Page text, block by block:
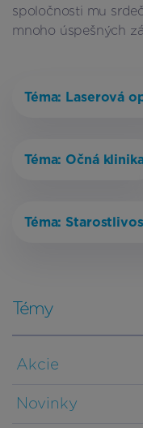
Témy
Akcie
Novinky
spoločnosti mu
mnoho úspešných
Téma: Laserová
Téma: Očná
Téma: